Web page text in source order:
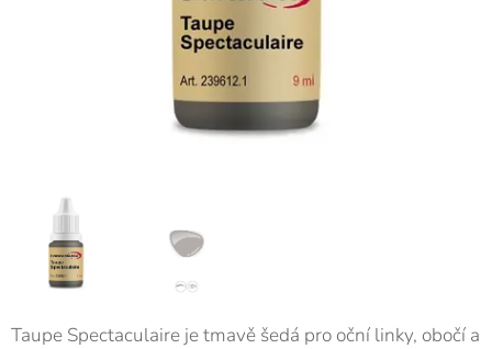
Taupe Spectaculaire je tmavě šedá pro oční linky, obočí a